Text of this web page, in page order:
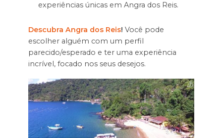
experiências únicas em Angra dos Reis.
Descubra Angra dos Reis! Você pode
escolher alguém com um perfil
parecido/esperado e ter uma experiência
incrível, focado nos seus desejos.